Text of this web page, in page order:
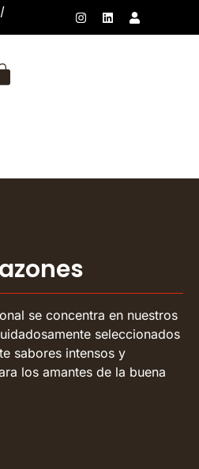
se concentra en nuestros
seleccionados
sabores intensos y
los amantes de la buena